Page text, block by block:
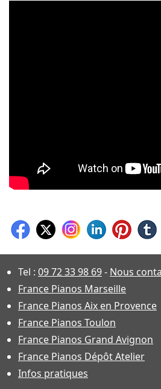
Tel : 09 72 33 98 69- Nous
France Pianos Marseille
France Pianos Aix en Provence
France Pianos Toulon
France Pianos Grand Avignon
France Pianos Dépôt Atelier
Infos pratiques